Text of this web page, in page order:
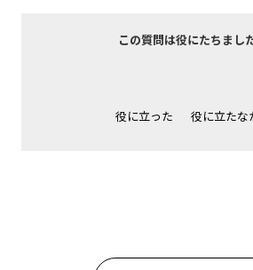
この質問は役にたちまし
役に立った 役に立たな